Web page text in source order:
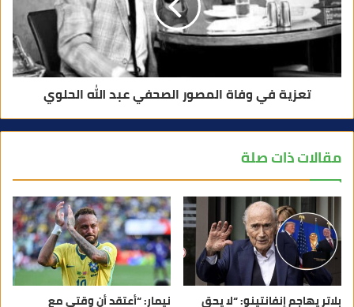
تعزية في وفاة المصور الصحفي عبد الله الحلوي
مقالات ذات صلة
بلاتر يهاجم إنفانتينو: “لا يحق نيمار: “أعتقد أن وقتي مع